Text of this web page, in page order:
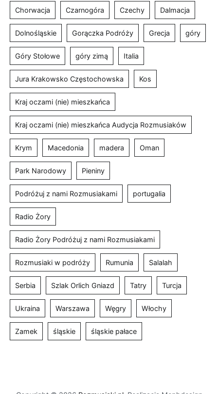
Chorwacja Czarnogóra Czechy Dalmacja
Dolnośląskie Gorączka Podróży Grecja góry
Góry Stołowe góry zimą Italia
Jura Krakowsko Częstochowska Kos
Kraj oczami (nie) mieszkańca
Kraj oczami (nie) mieszkańca Audycja Rozmusiaków
Krym Macedonia madera Oman
Park Narodowy Pieniny
Podróżuj z nami Rozmusiakami portugalia
Radio Żory
Radio Żory Podróżuj z nami Rozmusiakami
Rozmusiaki w podróży Rumunia Salalah
Serbia Szlak Orlich Gniazd Tatry Turcja
Ukraina Warszawa Węgry Włochy
Zamek śląskie śląskie pałace